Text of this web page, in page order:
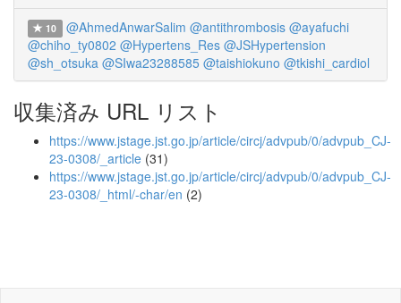
10 @AhmedAnwarSalim @antithrombosis @ayafuchi
@chiho_ty0802 @Hypertens_Res @JSHypertension
@sh_otsuka @SIwa23288585 @taishiokuno @tkishi_cardiol
収集済み URL リスト
https://www.jstage.jst.go.jp/article/circj/advpub/0/advpub_CJ-
23-0308/_article (31)
https://www.jstage.jst.go.jp/article/circj/advpub/0/advpub_CJ-
23-0308/_html/-char/en (2)